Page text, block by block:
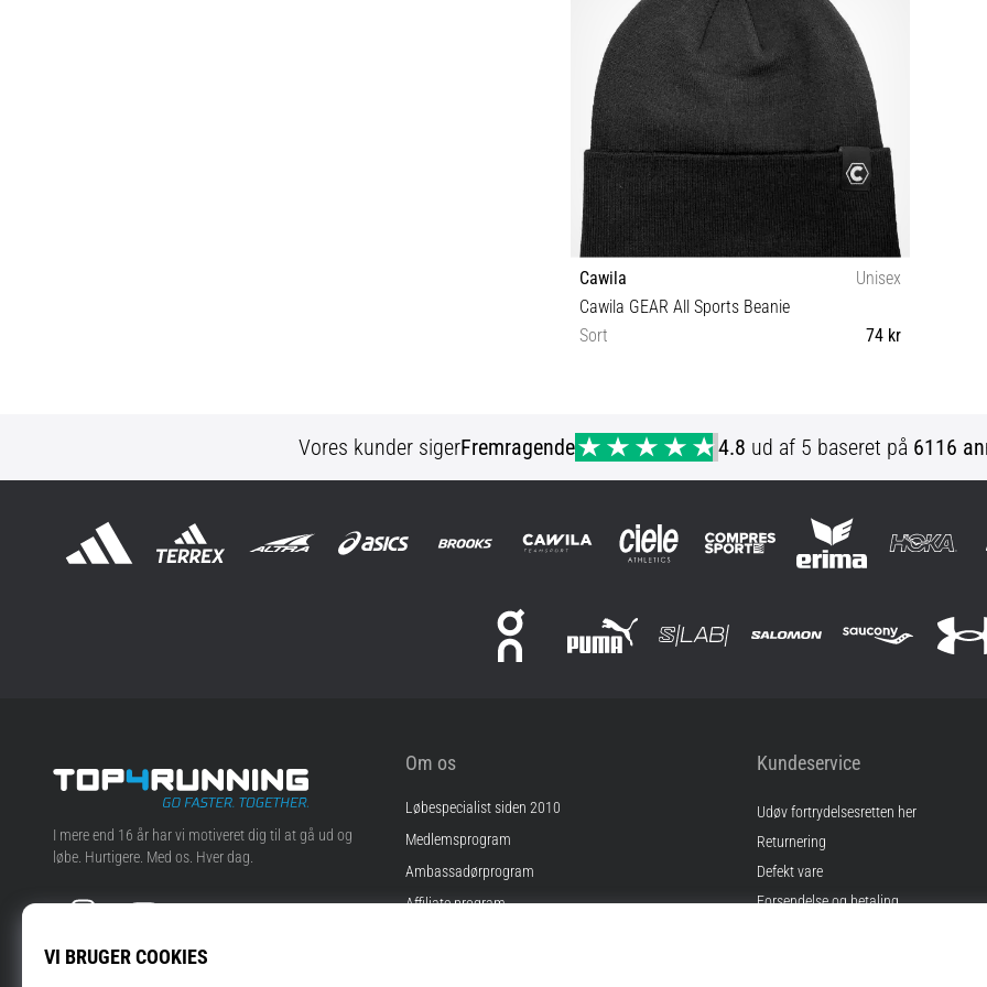
Cawila
Unisex
Cawila GEAR All Sports Beanie
Sort
74 kr
Vores kunder sigerFremragende 4.8 ud af 5 baseret på 6116
Top4Running.dk
I mere end 16 år har vi motiveret dig til at gå ud og
løbe. Hurtigere. Med os. Hver dag.
Instagram
YouTube
Om os
Løbespecialist siden 2010
Medlemsprogram
Ambassadørprogram
Affiliate program
Kundeservice
Udøv fortrydelsesretten her
Returnering
Defekt vare
Forsendelse og betaling